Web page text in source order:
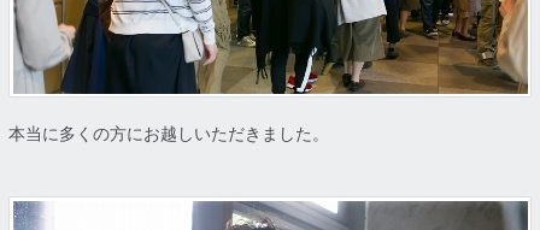
本当に多くの方にお越しいただきました。